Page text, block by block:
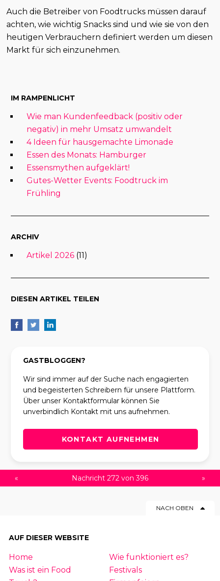
Auch die Betreiber von Foodtrucks müssen darauf
achten, wie wichtig Snacks sind und wie sie von den
heutigen Verbrauchern definiert werden um diesen
Markt für sich einzunehmen.
IM RAMPENLICHT
Wie man Kundenfeedback (positiv oder
negativ) in mehr Umsatz umwandelt
4 Ideen für hausgemachte Limonade
Essen des Monats: Hamburger
Essensmythen aufgeklärt!
Gutes-Wetter Events: Foodtruck im
Frühling
ARCHIV
Artikel 2026 (11)
DIESEN ARTIKEL TEILEN
GASTBLOGGEN?
Wir sind immer auf der Suche nach engagierten
und begeisterten Schreibern für unsere Plattform.
Über unser Kontaktformular können Sie
unverbindlich Kontakt mit uns aufnehmen.
KONTAKT AUFNEHMEN
« Nachricht 272 von 396 »
NACH OBEN
AUF DIESER WEBSITE
Home
Wie funktioniert es?
Was ist ein Food
Festivals